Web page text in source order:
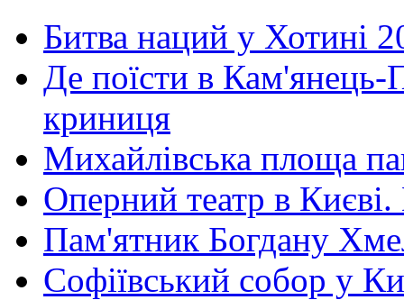
Битва наций у Хотині
Де поїсти в Кам'янець-
криниця
Михайлівська площа
Оперний театр в
Пам'ятник Богдану
Софіївський собор у